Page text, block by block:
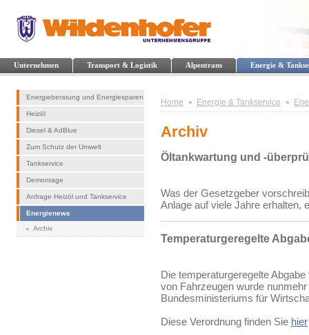
Unternehmen Transport & Logistik Alpentrans Energie &
Energieberatung und Energiesparen
Heizöl
Diesel & AdBlue
Zum Schutz der Umwelt
Tankservice
Demontage
Anfrage Heizöl und Tankservice
Energienews
Archiv
Home Energie & Tankservice
Archiv
Öltankwartung und -
Was der Gesetzgeber
Anlage auf viele Jahre erhalten,
Temperaturgeregelte
Die temperaturgeregelte
von Fahrzeugen wurde
Bundesministeriums für
Diese Verordnung finden Sie hier